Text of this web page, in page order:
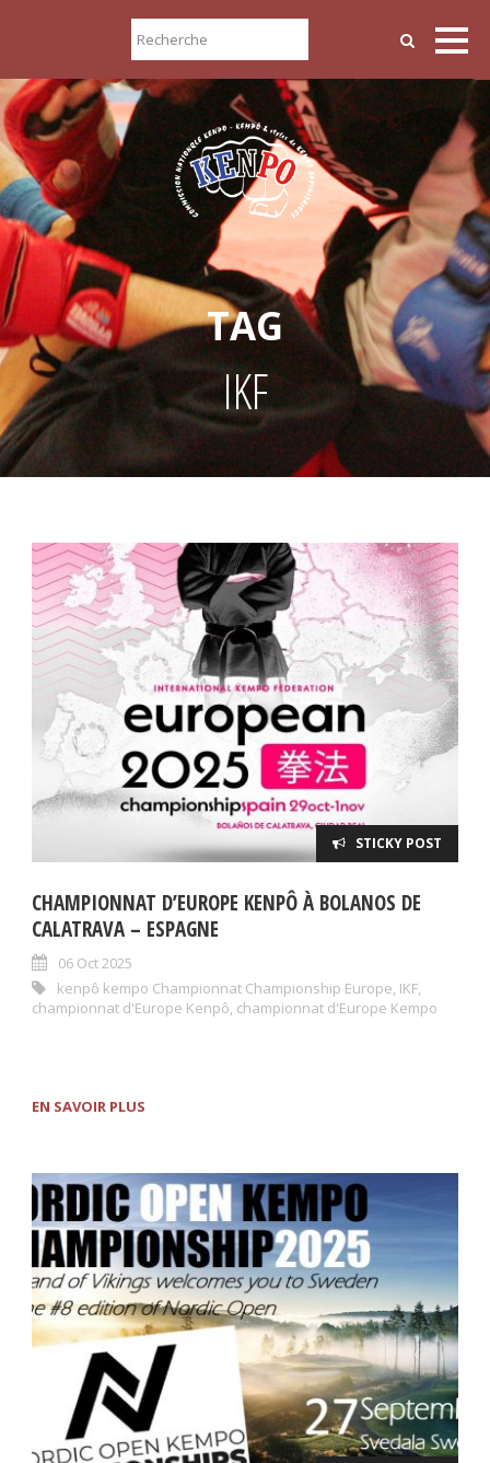
TAG
IKF
STICKY POST
CHAMPIONNAT D’EUROPE KENPÔ À BOLANOS DE
CALATRAVA – ESPAGNE
06 Oct 2025
kenpô kempo Championnat Championship Europe, IKF,
championnat d'Europe Kenpô, championnat d'Europe Kempo
EN SAVOIR PLUS